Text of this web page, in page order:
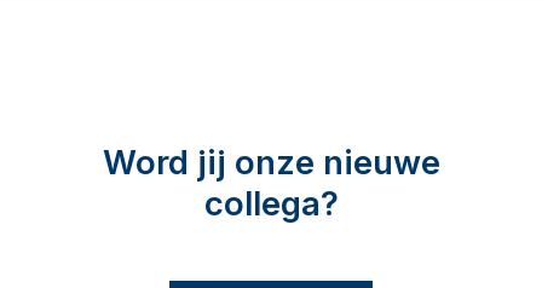
Word jij onze nieuwe
collega?